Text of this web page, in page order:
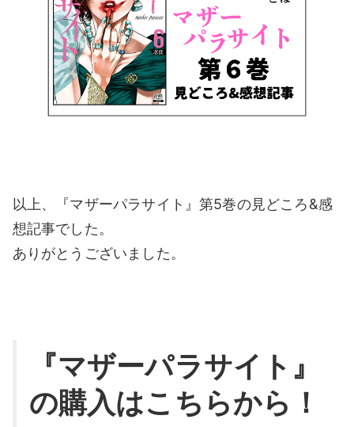
以上、『マザーパラサイト』第5巻の見どころ&感
想記事でした。
ありがとうございました。
『マザーパラサイト』
の購入はこちらから！